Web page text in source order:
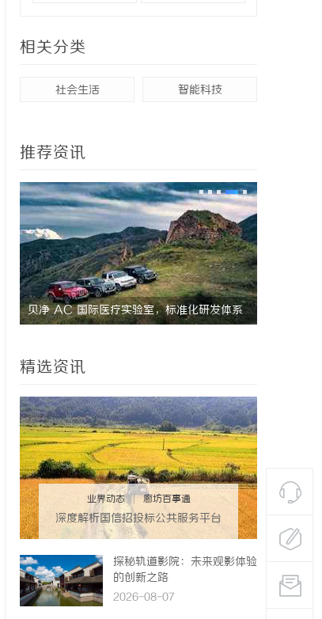
相关分类
社会生活 智能科技
推荐资讯
防坠落垂直生命线在高空作业中的关键应用与
精选资讯
业界动态 | 廊坊百事通
深度解析国信招投标公共服务平台
的功能与优势
探秘轨道影院：未来观影体验
的创新之路
2026-08-07